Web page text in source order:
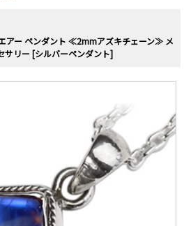
アー ペンダント ≪2mmアズキチェーン≫ メ
サリー [シルバーペンダント]